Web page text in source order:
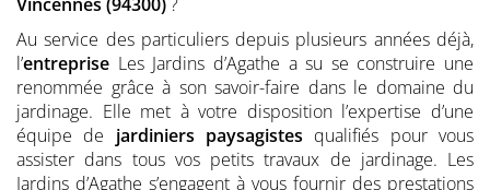
Au service des particuliers depuis plusieurs années déjà,
l’entreprise Les Jardins d’Agathe a su se construire une
renommée grâce à son savoir-faire dans le domaine du
jardinage. Elle met à votre disposition l’expertise d’une
équipe de jardiniers paysagistes qualifiés pour vous
assister dans tous vos petits travaux de jardinage. Les
Jardins d’Agathe s’engagent à vous fournir des prestations